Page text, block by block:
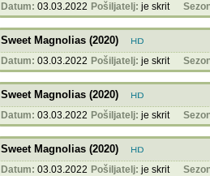
Datum: 03.03.2022 Pošiljatelj: je skrit
Sweet Magnolias (2020)
Datum: 03.03.2022 Pošiljatelj: je skrit
Sweet Magnolias (2020)
Datum: 03.03.2022 Pošiljatelj: je skrit
Sweet Magnolias (2020)
Datum: 03.03.2022 Pošiljatelj: je skrit